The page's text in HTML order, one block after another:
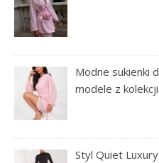
Modne sukienki
modele z
Styl Quiet